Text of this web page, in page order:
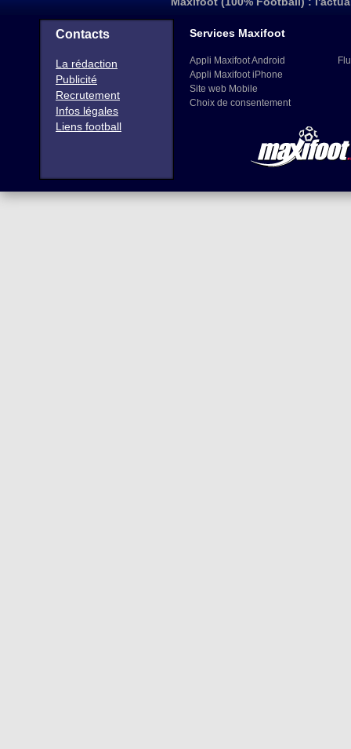
Contacts
La rédaction
Publicité
Recrutement
Infos légales
Liens football
Services Maxifoot
Appli Maxifoot Android
Appli Maxifoot iPhone
Site web Mobile
Choix de consentement